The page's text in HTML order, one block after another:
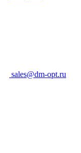
sales@dm-opt.ru